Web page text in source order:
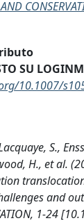
SU
10.1007/
S.,
H., et al.
and
1-24